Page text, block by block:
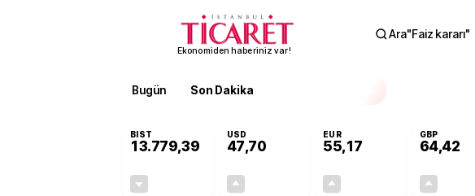
Ekonomiden haberiniz var!
Ara"Faiz kararı"
Bugün Son Dakika
BIST
13.779,39
USD
47,70
EUR
55,17
GBP
64,42